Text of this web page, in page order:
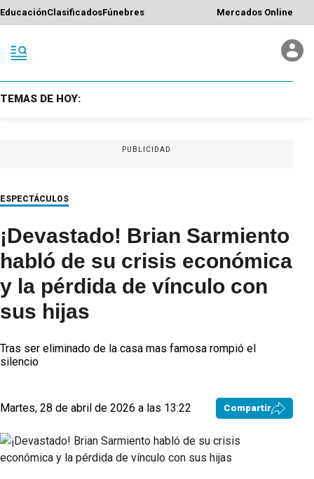
EducaciónClasificadosFúnebres Mercados Online
TEMAS DE HOY:
PUBLICIDAD
ESPECTÁCULOS
¡Devastado! Brian Sarmiento
habló de su crisis económica
y la pérdida de vínculo con
sus hijas
Tras ser eliminado de la casa mas famosa rompió el
silencio
Martes, 28 de abril de 2026 a las 13:22 Compartir